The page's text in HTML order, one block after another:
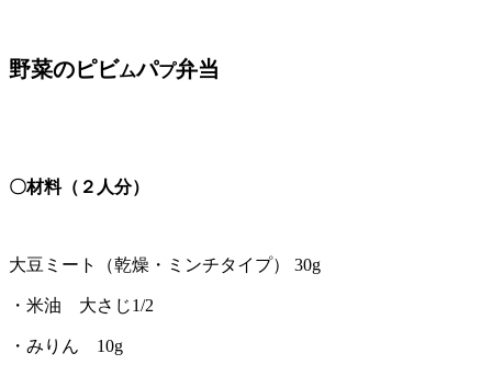
野菜のピビムパプ弁当
〇材料（２人分）
大豆ミート（乾燥・ミンチタイプ） 30g
・米油 大さじ1/2
・みりん 10g